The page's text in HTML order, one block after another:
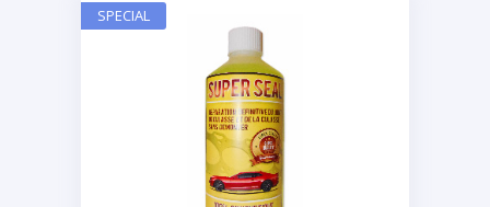
SPECIAL